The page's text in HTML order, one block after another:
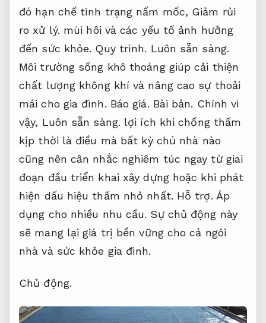
đó hạn chế tình trạng nấm mốc, Giảm rủi
ro xử lý. mùi hôi và các yếu tố ảnh hưởng
đến sức khỏe. Quy trình. Luôn sẵn sàng.
Môi trường sống khô thoáng giúp cải thiện
chất lượng không khí và nâng cao sự thoải
mái cho gia đình. Báo giá. Bài bản. Chính vì
vậy, Luôn sẵn sàng. lợi ích khi chống thấm
kịp thời là điều mà bất kỳ chủ nhà nào
cũng nên cân nhắc nghiêm túc ngay từ giai
đoạn đầu triển khai xây dựng hoặc khi phát
hiện dấu hiệu thấm nhỏ nhất. Hỗ trợ. Áp
dụng cho nhiều nhu cầu. Sự chủ động này
sẽ mang lại giá trị bền vững cho cả ngôi
nhà và sức khỏe gia đình.
Chủ động.